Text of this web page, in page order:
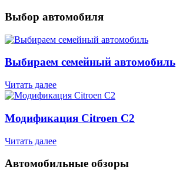
Выбор автомобиля
Выбираем семейный автомобиль
Читать далее
Модификация Citroen С2
Читать далее
Автомобильные обзоры